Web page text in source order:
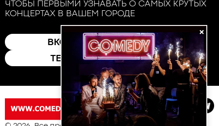
×
ЧТОБЫ ПЕРВЫМИ УЗНАВАТЬ О САМЫХ КРУТЫХ
КОНЦЕРТАХ В ВАШЕМ ГОРОДЕ
ВКОНТАКТЕ
ТЕЛЕГРАМ